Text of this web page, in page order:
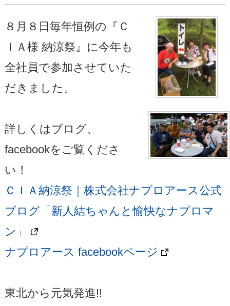
８月８日毎年恒例の『Ｃ
ＩＡ様 納涼祭』に今年も
全社員で参加させていた
だきました。
詳しくはブログ、
facebookをご覧くださ
い！
ＣＩＡ納涼祭｜株式会社ナプロアース公式
ブログ「新人結ちゃんと愉快なナプロマ
ン」
ナプロアース facebookページ
東北から元気発進!!